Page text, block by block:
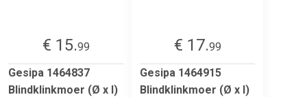
€ 15.99
Gesipa 1464837
Blindklinkmoer (Ø x l)
€ 17.99
Gesipa 1464915
Blindklinkmoer (Ø x l)